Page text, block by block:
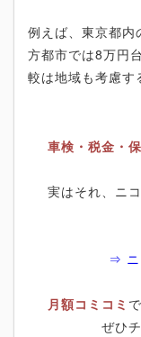
例えば、東京都
方都市では8万円
較は地域も考慮す
車検・税金・
実はそれ、ニ
⇒ ニ
月額コミコミ
ぜひ